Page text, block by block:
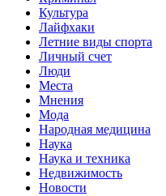
Культура
Лайфхаки
Летние виды спорта
Личный счет
Люди
Места
Мнения
Мода
Народная медицина
Наука
Наука и техника
Недвижимость
Новости